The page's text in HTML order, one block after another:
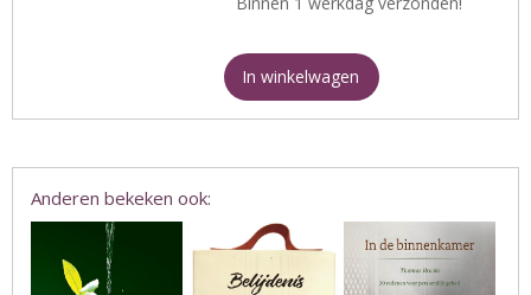
In winkelwagen
Anderen bekeken ook: